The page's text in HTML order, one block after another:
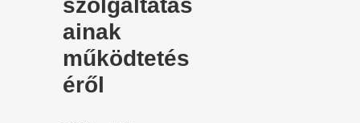
szolgáltatás
ainak
működtetés
éről